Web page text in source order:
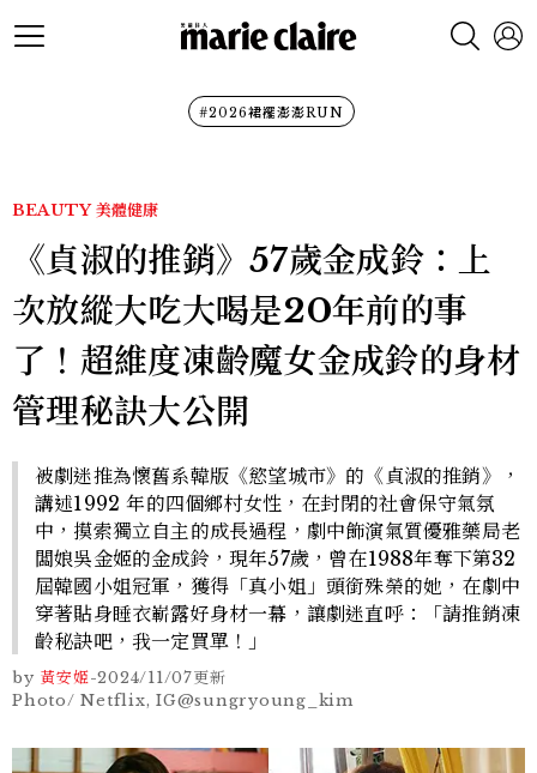
#2026裙襬澎澎RUN
BEAUTY 美體健康
《貞淑的推銷》57歲金成鈴：上
次放縱大吃大喝是20年前的事
了！超維度凍齡魔女金成鈴的身材
管理秘訣大公開
被劇迷推為懷舊系韓版《慾望城市》的《貞淑的推銷》，
講述1992 年的四個鄉村女性，在封閉的社會保守氣氛
中，摸索獨立自主的成長過程，劇中飾演氣質優雅藥局老
闆娘吳金姬的金成鈴，現年57歲，曾在1988年奪下第32
屆韓國小姐冠軍，獲得「真小姐」頭銜殊榮的她，在劇中
穿著貼身睡衣嶄露好身材一幕，讓劇迷直呼：「請推銷凍
齡秘訣吧，我一定買單！」
by 黃安姬-2024/11/07更新
Photo/ Netflix, IG@sungryoung_kim